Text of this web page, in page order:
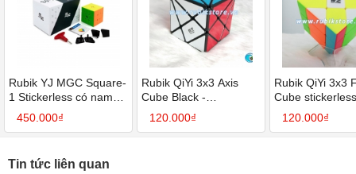
Rubik YJ MGC Square-
1 Stickerless có nam
châm– Đỉnh cao tốc độ,
mượt mà chuẩn thi đấu
450.000₫
Rubik QiYi 3x3 Axis
Cube Black -
SP005032
120.000₫
Rubik QiYi 3x3
Cube
SP005031
120.000₫
Tin tức liên quan